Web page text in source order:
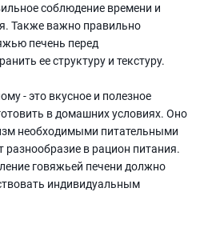
соблюдение времени и
Также важно правильно
печень перед
ее структуру и текстуру.
- это вкусное и полезное
в домашних условиях. Оно
необходимыми питательными
в рацион питания.
говяжьей печени должно
индивидуальным